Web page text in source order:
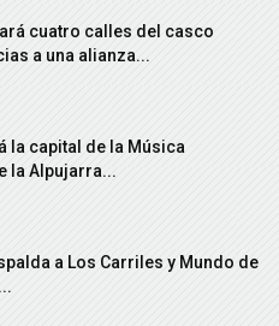
cuatro calles del casco
a una alianza...
la capital de la Música
la Alpujarra...
a Los Carriles y Mundo de